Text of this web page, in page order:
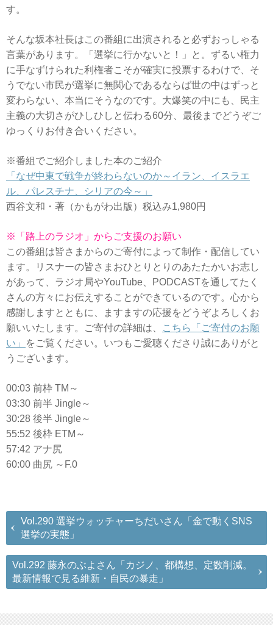
す。
そんな坂本社長はこの番組に出演されると必ずおっしゃる
言葉があります。「選挙に行かないと！」と。ずるい権力
に手なずけられた利権者こそが確実に投票するわけで、そ
うでない市民が選挙に無関心であるならば世の中はずっと
変わらない、本当にそうなのです。大爆笑の中にも、民主
主義の大切さがひしひしと伝わる60分、最後までどうぞご
ゆっくりお付き合いください。
※番組でご紹介しました本のご紹介
「なぜ中東で戦争が終わらないのか～イラン、イスラエ
ル、パレスチナ、シリアの今～」
西谷文和・著（かもがわ出版）税込み1,980円
※「路上のラジオ」からご支援のお願い
この番組は皆さまからのご寄付によって制作・配信してい
ます。リスナーの皆さまおひとりとりのあたたかいお志し
があって、ラジオ局やYouTube、PODCASTを通してたく
さんの方々にお伝えすることができているのです。心から
感謝しますとともに、ますますの応援をどうぞよろしくお
願いいたします。ご寄付の詳細は、
こちら「ご寄付のお願
い」
をご覧ください。いつもご愛聴くださり誠にありがと
うございます。
00:03 前枠 TM～
03:30 前半 Jingle～
30:28 後半 Jingle～
55:52 後枠 ETM～
57:42 アナ尻
60:00 曲尻 ～F.0
Vol.290 選挙ウォッチャーちだいさん「金で動くSNS
選挙の実態」
Vol.292 藤永のぶよさん「カジノ、都構想、定数削減。
最新情報で見る維新・自民の暴走」